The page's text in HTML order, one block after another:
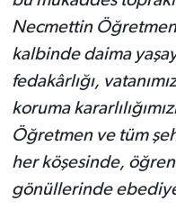
Necmettin
kalbinde daima
fedakârlığı,
koruma
Öğretmen ve tüm
her köşesinde,
gönüllerinde